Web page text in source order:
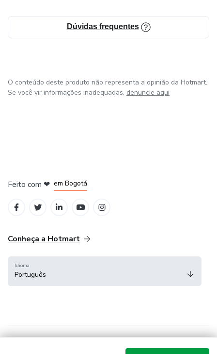
combinações é o que distingue um chef talentoso. Esse
compromisso com a excelência e a inovação é o que
Cozinhar é arte e amor!!!
Dúvidas frequentes
O conteúdo deste produto não representa a opinião da Hotmart.
Se você vir informações inadequadas, denuncie aqui
Feito com ❤ em Bogotá
Conheça a Hotmart
Idioma
Português